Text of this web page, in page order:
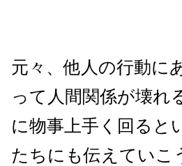
元々、他人の行動に
って人間関係が壊れ
に物事上手く回ると
たちにも伝えていこ